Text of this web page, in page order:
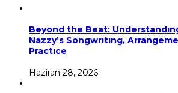
Beyond the Beat:
Nazzy’s Songwrıtıng,
Practıce
Haziran 28, 2026